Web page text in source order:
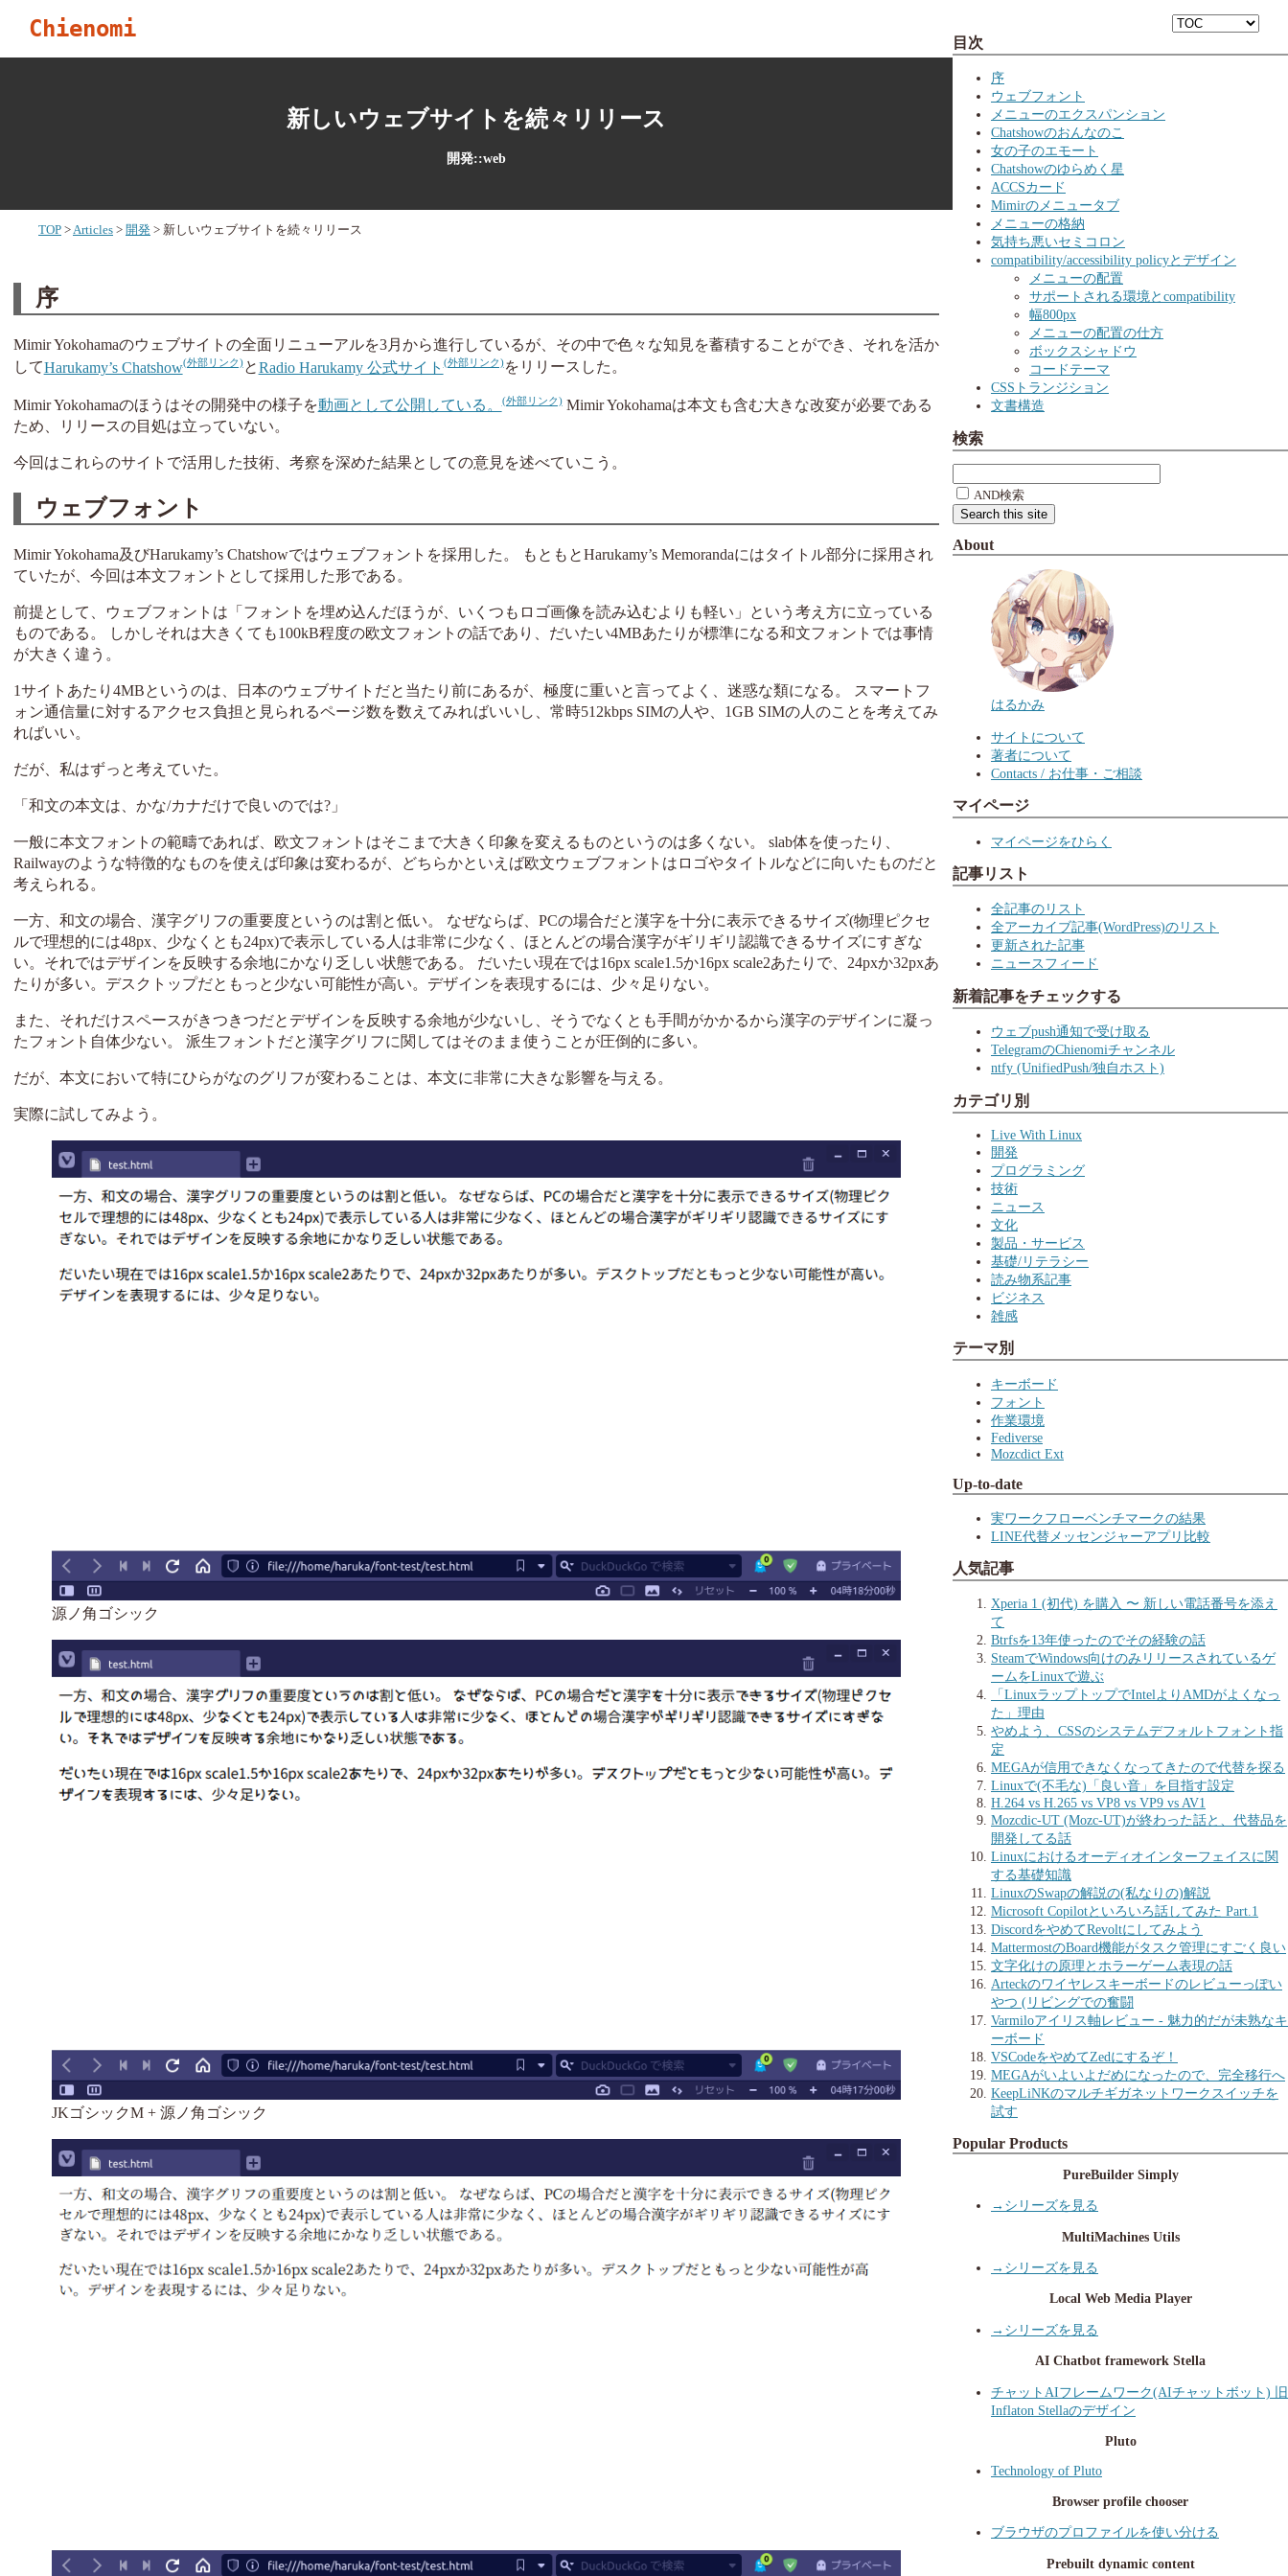
Chienomi
新しいウェブサイトを続々リリース
開発::web
TOP Articles 開発 新しいウェブサイトを続々リリース
序
Mimir Yokohamaのウェブサイトの全面リニューアルを3月から進行しているが、その中で色々な知見を蓄積することができ、それを活か
してHarukamy’s Chatshow とRadio Harukamy 公式サイト をリリースした。
Mimir Yokohamaのほうはその開発中の様子を動画として公開している。
Mimir Yokohamaは本文も含む大きな改変が必要である
ため、リリースの目処は立っていない。
今回はこれらのサイトで活用した技術、考察を深めた結果としての意見を述べていこう。
ウェブフォント
Mimir Yokohama及びHarukamy’s Chatshowではウェブフォントを採用した。 もともとHarukamy’s Memorandaにはタイトル部分に採用され
ていたが、今回は本文フォントとして採用した形である。
前提として、ウェブフォントは「フォントを埋め込んだほうが、いくつもロゴ画像を読み込むよりも軽い」という考え方に立っている
ものである。 しかしそれは大きくても100kB程度の欧文フォントの話であり、だいたい4MBあたりが標準になる和文フォントでは事情
が大きく違う。
1サイトあたり4MBというのは、日本のウェブサイトだと当たり前にあるが、極度に重いと言ってよく、迷惑な類になる。 スマートフ
ォン通信量に対するアクセス負担と見られるページ数を数えてみればいいし、常時512kbps SIMの人や、1GB SIMの人のことを考えてみ
ればいい。
だが、私はずっと考えていた。
「和文の本文は、かな/カナだけで良いのでは?」
一般に本文フォントの範疇であれば、欧文フォントはそこまで大きく印象を変えるものというのは多くない。 slab体を使ったり、
Railwayのような特徴的なものを使えば印象は変わるが、どちらかといえば欧文ウェブフォントはロゴやタイトルなどに向いたものだと
考えられる。
一方、和文の場合、漢字グリフの重要度というのは割と低い。 なぜならば、PCの場合だと漢字を十分に表示できるサイズ(物理ピクセ
ルで理想的には48px、少なくとも24px)で表示している人は非常に少なく、ほとんどの場合漢字がギリギリ認識できるサイズにすぎな
い。それではデザインを反映する余地にかなり乏しい状態である。 だいたい現在では16px scale1.5か16px scale2あたりで、24pxか32pxあ
たりが多い。デスクトップだともっと少ない可能性が高い。デザインを表現するには、少々足りない。
また、それだけスペースがきつきつだとデザインを反映する余地が少ないし、そうでなくとも手間がかかるから漢字のデザインに凝っ
たフォント自体少ない。 派生フォントだと漢字グリフに関してはそのまま使うことが圧倒的に多い。
だが、本文において特にひらがなのグリフが変わることは、本文に非常に大きな影響を与える。
実際に試してみよう。
源ノ角ゴシック
JKゴシックM + 源ノ角ゴシック
目次
序
ウェブフォント
メニューのエクスパンション
Chatshowのおんなのこ
女の子のエモート
Chatshowのゆらめく星
ACCSカード
Mimirのメニュータブ
メニューの格納
気持ち悪いセミコロン
compatibility/accessibility policyとデザイン
メニューの配置
サポートされる環境とcompatibility
幅800px
メニューの配置の仕方
ボックスシャドウ
コードテーマ
CSSトランジション
文書構造
検索
AND検索
About
はるかみ
サイトについて
著者について
Contacts / お仕事・ご相談
マイページ
マイページをひらく
記事リスト
全記事のリスト
全アーカイブ記事(WordPress)のリスト
更新された記事
ニュースフィード
新着記事をチェックする
ウェブpush通知で受け取る
TelegramのChienomiチャンネル
ntfy (UnifiedPush/独自ホスト)
カテゴリ別
Live With Linux
開発
プログラミング
技術
ニュース
文化
製品・サービス
基礎/リテラシー
読み物系記事
ビジネス
雑感
テーマ別
キーボード
フォント
作業環境
Fediverse
Mozcdict Ext
Up-to-date
実ワークフローベンチマークの結果
LINE代替メッセンジャーアプリ比較
人気記事
Xperia 1 (初代) を購入 〜 新しい電話番号を添え
て
Btrfsを13年使ったのでその経験の話
SteamでWindows向けのみリリースされているゲ
ームをLinuxで遊ぶ
「LinuxラップトップでIntelよりAMDがよくなっ
た」理由
やめよう、CSSのシステムデフォルトフォント指
定
MEGAが信用できなくなってきたので代替を探る
Linuxで(不毛な)「良い音」を目指す設定
H.264 vs H.265 vs VP8 vs VP9 vs AV1
Mozcdic-UT (Mozc-UT)が終わった話と、代替品を
開発してる話
Linuxにおけるオーディオインターフェイスに関
する基礎知識
LinuxのSwapの解説の(私なりの)解説
Microsoft Copilotといろいろ話してみた Part.1
DiscordをやめてRevoltにしてみよう
MattermostのBoard機能がタスク管理にすごく良い
文字化けの原理とホラーゲーム表現の話
Arteckのワイヤレスキーボードのレビューっぽい
やつ (リビングでの奮闘
Varmiloアイリス軸レビュー - 魅力的だが未熟なキ
ーボード
VSCodeをやめてZedにするぞ！
MEGAがいよいよだめになったので、完全移行へ
KeepLiNKのマルチギガネットワークスイッチを
試す
Popular Products
PureBuilder Simply
→シリーズを見る
MultiMachines Utils
→シリーズを見る
Local Web Media Player
→シリーズを見る
AI Chatbot framework Stella
チャットAIフレームワーク(AIチャットボット) 旧
Inflaton Stellaのデザイン
Pluto
Technology of Pluto
Browser profile chooser
ブラウザのプロファイルを使い分ける
Prebuilt dynamic content